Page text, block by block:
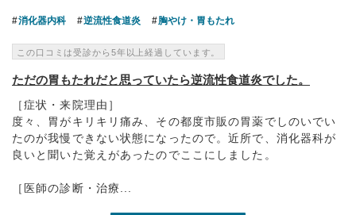
消化器内科 逆流性食道炎 胸やけ・胃もたれ
この口コミは受診から5年以上経過しています。
ただの胃もたれだと思っていたら逆流性食道炎でした。
［症状・来院理由］
度々、胃がキリキリ痛み、その都度市販の胃薬でしのいでい
たのが我慢できない状態になったので。近所で、消化器科が
良いと聞いた覚えがあったのでここにしました。
［医師の診断・治療...